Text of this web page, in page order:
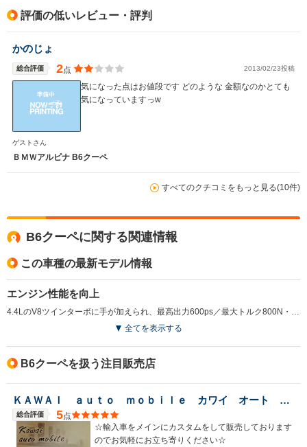
評価の低いレビュー・評判
かのじょ
総合評価 2点 2013/02/23投稿
気になった点はお値段です どのような 金額なのかとても
気になっていますっw
ゲストさん
ＢＭＷアルピナ B6クーペ
すべてのクチコミをもっと見る(10件)
B6クーペに関する関連情報
この車種の最新モデル情報
エンジン性能を向上
4.4LのV8ツインターボに手が加えられ、最高出力600ps／最大トルク800N・mに向上した。これは、同門のライバルともいえるBMW・M5比で＋40ps／＋120N・mという数値。また、燃料直噴システムとバルブトロニックを組み合わせることで、排出ガスと経済性も向上している（2015.12）
全てを表示する
B6クーペを扱う注目販売店
ＫＡＷＡＩ ａｕｔｏ ｍｏｂｉｌｅ カワイ オート モービル
総合評価 5点
☆輸入車をメインにカスタムをして販売しております
のでお気軽にお立ち寄りください☆